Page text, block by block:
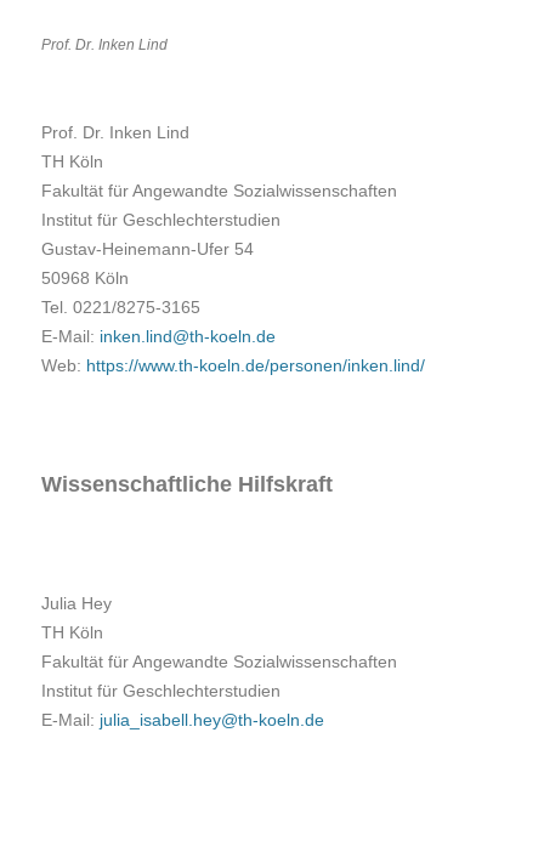
Prof. Dr. Inken Lind
Prof. Dr. Inken Lind
TH Köln
Fakultät für Angewandte Sozialwissenschaften
Institut für Geschlechterstudien
Gustav-Heinemann-Ufer 54
50968 Köln
Tel. 0221/8275-3165
E-Mail: inken.lind@th-koeln.de
Web: https://www.th-koeln.de/personen/inken.lind/
Wissenschaftliche Hilfskraft
Julia Hey
TH Köln
Fakultät für Angewandte Sozialwissenschaften
Institut für Geschlechterstudien
E-Mail: julia_isabell.hey@th-koeln.de